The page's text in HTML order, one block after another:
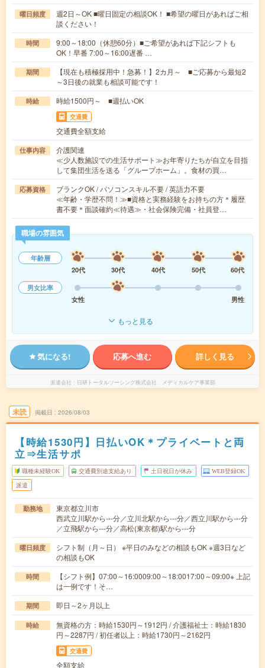
曜日頻度
週2日～OK ■曜日固定の相談OK！ ■希望の曜日があればご相
談ください！
時間
9:00～18:00（休憩60分）■ご希望があれば下記シフトも
OK！早番 7:00～16:00遅番 …
期間
【現在も積極採用中！急募！】2カ月～ ■ご応募から最短2
～3日後の就業も相談可能です！
時給 時給1500円～ ■週払いOK
交通費
交通費全額支給
仕事内容
介護関連
≪少人数施設での生活サポート≫お年寄りたちが自立を目指
して集団生活を送る「グループホーム」。食材の買…
応募資格
ブランクOK / パソコンスキル不要 / 英語力不要
≪年齢・学歴不問！≫■資格と実務経験をお持ちの方＊履歴
書不要＊面談確約≪待遇≫・社会保険完備・社員登…
職場の雰囲気
年齢層
20代
30代 40代 50代
60代
男女比率
女性
男性
もっと見る
気になる! 応募へ進む 詳しく見る
派遣会社 日研トータルソーシング株式会社 メディカルケア事業部
未読 掲載日 2026/08/03
【時給1530円】日払いOK＊プライベートと両
立⇒生活サポ
職種未経験OK 交通費別途支給あり 土日祝日が休み WEB登録OK
派遣
勤務地
東京都立川市
西武立川駅から---分／立川北駅から---分／西立川駅から---分
／立飛駅から---分／高松(東京都)駅から---分
曜日頻度
シフト制（月～日） ※平日のみなどの相談もOK ※週3日など
の相談もOK
時間
【シフト例】07:00～16:0009:00～18:0017:00～09:00※ 上記
は一例です！そ…
期間 即日～2ヶ月以上
時給
無資格の方：時給1530円～1912円 / 介護福祉士：時給1830
円～2287円 / 初任者以上：時給1730円～2162円
交通費
全額支給